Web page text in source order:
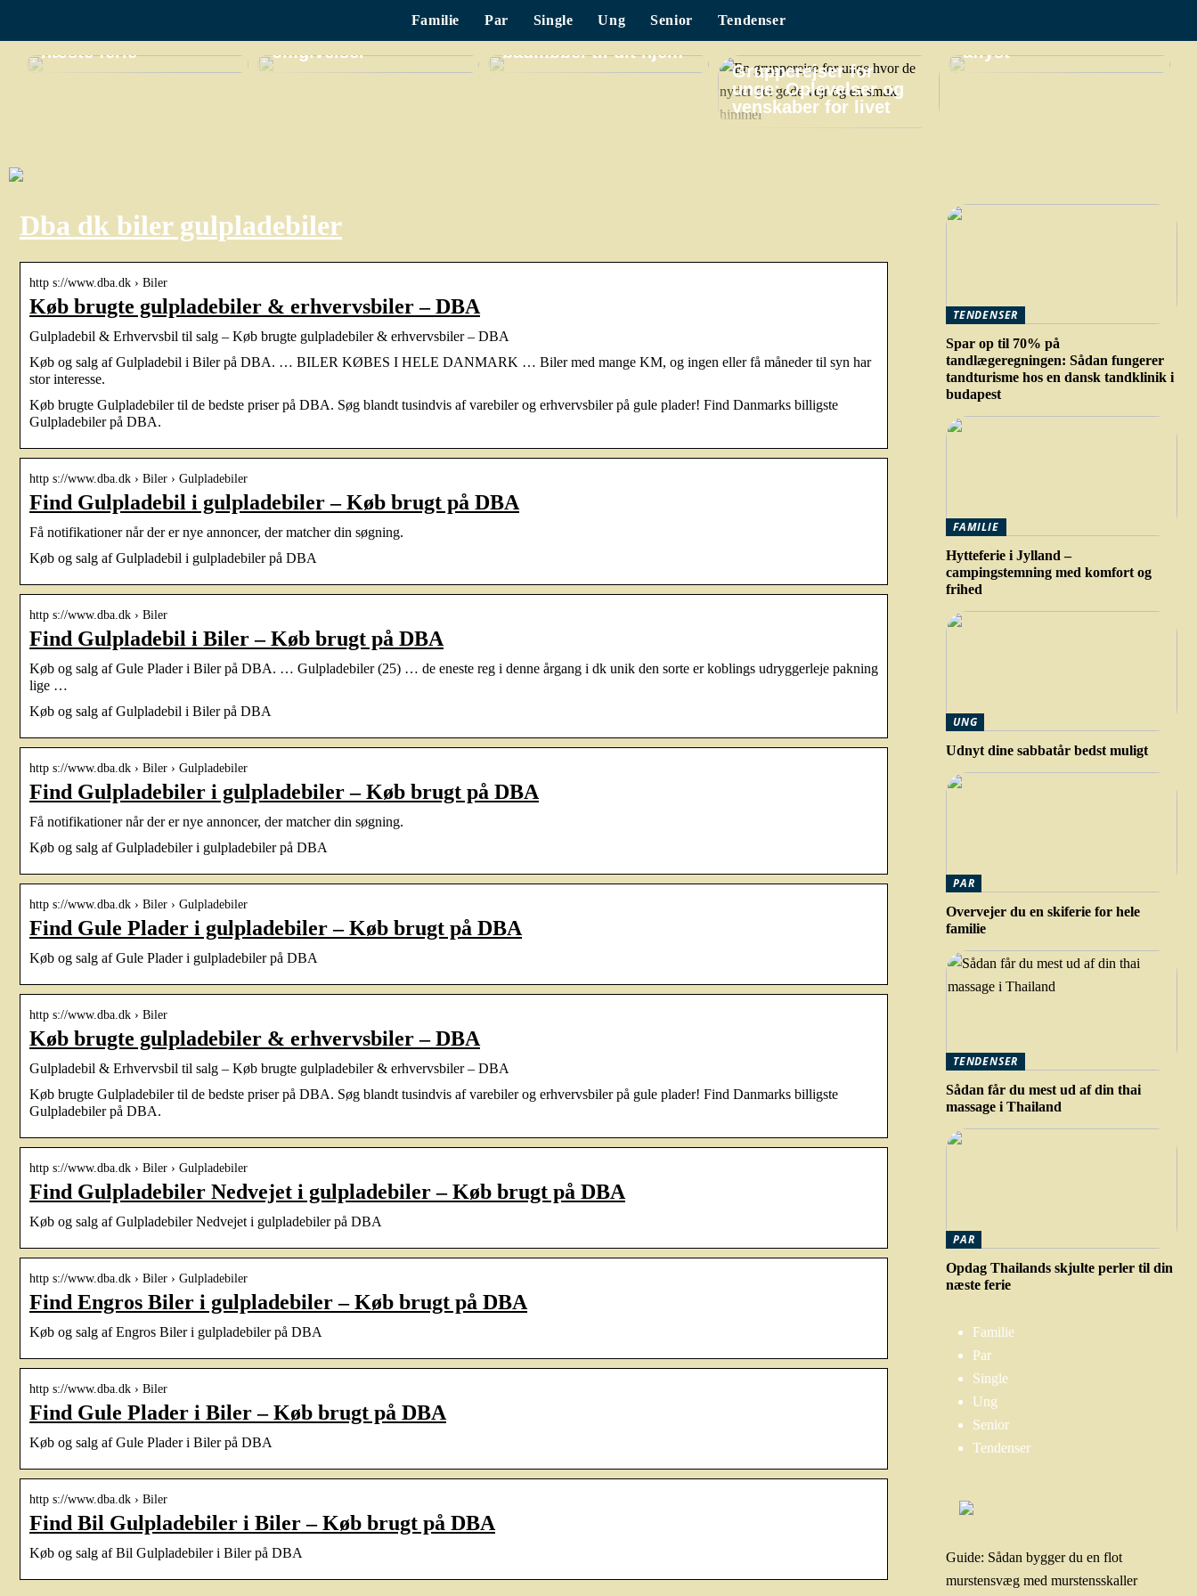
Familie Par Single Ung Senior Tendenser
næste ferie
omgivelser
Find det perfekte
badmøbel til dit hjem
Grupperejser for
unge: Oplevelser og
venskaber for livet
aflyst
Dba dk biler gulpladebiler
http s://www.dba.dk › Biler
Køb brugte gulpladebiler & erhvervsbiler – DBA
Gulpladebil & Erhvervsbil til salg – Køb brugte gulpladebiler & erhvervsbiler – DBA
Køb og salg af Gulpladebil i Biler på DBA. … BILER KØBES I HELE DANMARK … Biler med mange KM, og ingen eller få måneder til syn har
stor interesse.
Køb brugte Gulpladebiler til de bedste priser på DBA. Søg blandt tusindvis af varebiler og erhvervsbiler på gule plader! Find Danmarks billigste
Gulpladebiler på DBA.
http s://www.dba.dk › Biler › Gulpladebiler
Find Gulpladebil i gulpladebiler – Køb brugt på DBA
Få notifikationer når der er nye annoncer, der matcher din søgning.
Køb og salg af Gulpladebil i gulpladebiler på DBA
http s://www.dba.dk › Biler
Find Gulpladebil i Biler – Køb brugt på DBA
Køb og salg af Gule Plader i Biler på DBA. … Gulpladebiler (25) … de eneste reg i denne årgang i dk unik den sorte er koblings udryggerleje pakning
lige …
Køb og salg af Gulpladebil i Biler på DBA
http s://www.dba.dk › Biler › Gulpladebiler
Find Gulpladebiler i gulpladebiler – Køb brugt på DBA
Få notifikationer når der er nye annoncer, der matcher din søgning.
Køb og salg af Gulpladebiler i gulpladebiler på DBA
http s://www.dba.dk › Biler › Gulpladebiler
Find Gule Plader i gulpladebiler – Køb brugt på DBA
Køb og salg af Gule Plader i gulpladebiler på DBA
http s://www.dba.dk › Biler
Køb brugte gulpladebiler & erhvervsbiler – DBA
Gulpladebil & Erhvervsbil til salg – Køb brugte gulpladebiler & erhvervsbiler – DBA
Køb brugte Gulpladebiler til de bedste priser på DBA. Søg blandt tusindvis af varebiler og erhvervsbiler på gule plader! Find Danmarks billigste
Gulpladebiler på DBA.
http s://www.dba.dk › Biler › Gulpladebiler
Find Gulpladebiler Nedvejet i gulpladebiler – Køb brugt på DBA
Køb og salg af Gulpladebiler Nedvejet i gulpladebiler på DBA
http s://www.dba.dk › Biler › Gulpladebiler
Find Engros Biler i gulpladebiler – Køb brugt på DBA
Køb og salg af Engros Biler i gulpladebiler på DBA
http s://www.dba.dk › Biler
Find Gule Plader i Biler – Køb brugt på DBA
Køb og salg af Gule Plader i Biler på DBA
http s://www.dba.dk › Biler
Find Bil Gulpladebiler i Biler – Køb brugt på DBA
Køb og salg af Bil Gulpladebiler i Biler på DBA
TENDENSER
Spar op til 70% på
tandlægeregningen: Sådan fungerer
tandturisme hos en dansk tandklinik i
budapest
FAMILIE
Hytteferie i Jylland –
campingstemning med komfort og
frihed
UNG
Udnyt dine sabbatår bedst muligt
PAR
Overvejer du en skiferie for hele
familie
TENDENSER
Sådan får du mest ud af din thai
massage i Thailand
PAR
Opdag Thailands skjulte perler til din
næste ferie
Familie
Par
Single
Ung
Senior
Tendenser
Guide: Sådan bygger du en flot
murstensvæg med murstensskaller